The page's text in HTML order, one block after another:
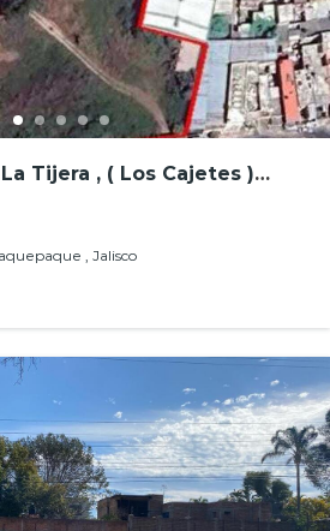
Tijera , ( Los Cajetes )
, Jalisco